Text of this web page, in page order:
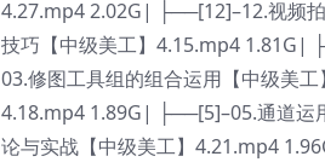
4.27.mp4 2.02G| ├──[12]–12.视频
技巧【中级美工】4.15.mp4 1.81G|
03.修图工具组的组合运用【中级美
4.18.mp4 1.89G| ├──[5]–05.通道运
论与实战【中级美工】4.21.mp4